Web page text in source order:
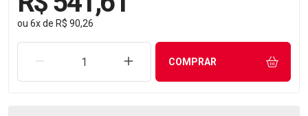
ou 6xde R$ 90,26
REMOVER UMA UNIDADEAUMENTAR UMA UNIDADE
COMPRAR